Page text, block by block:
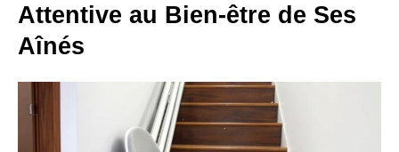
Attentive au Bien-être de Ses
Aînés